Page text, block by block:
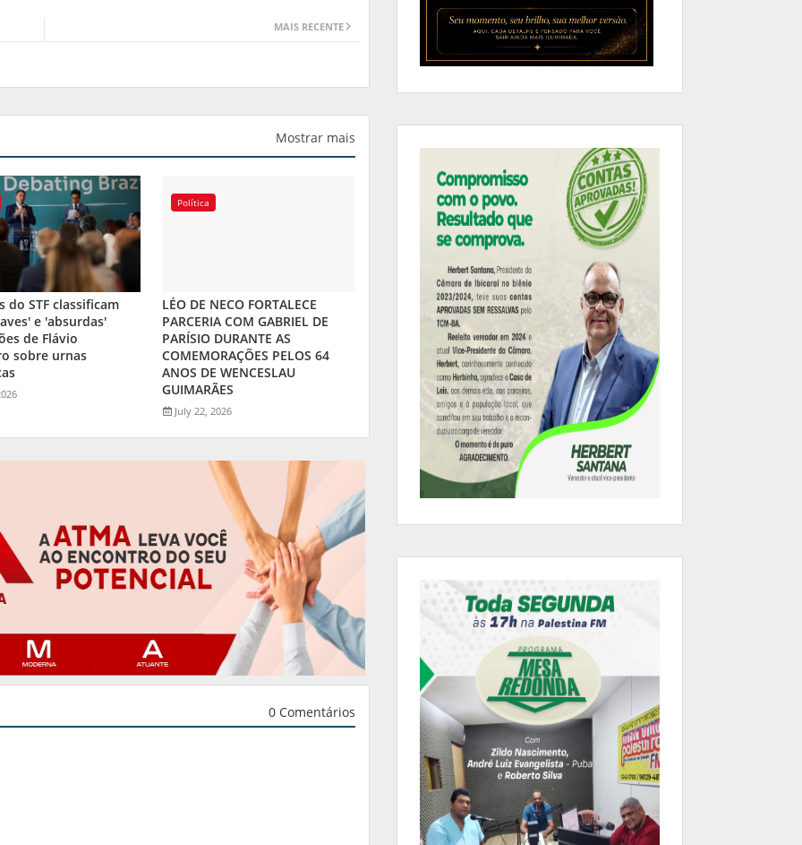
MAIS RECENTE
Mostrar mais
do STF classificam
e 'absurdas'
de Flávio
sobre urnas
Política
LÉO DE NECO FORTALECE
PARCERIA COM GABRIEL DE
PARÍSIO DURANTE AS
COMEMORAÇÕES PELOS 64
ANOS DE WENCESLAU
GUIMARÃES
July 22, 2026
0 Comentários